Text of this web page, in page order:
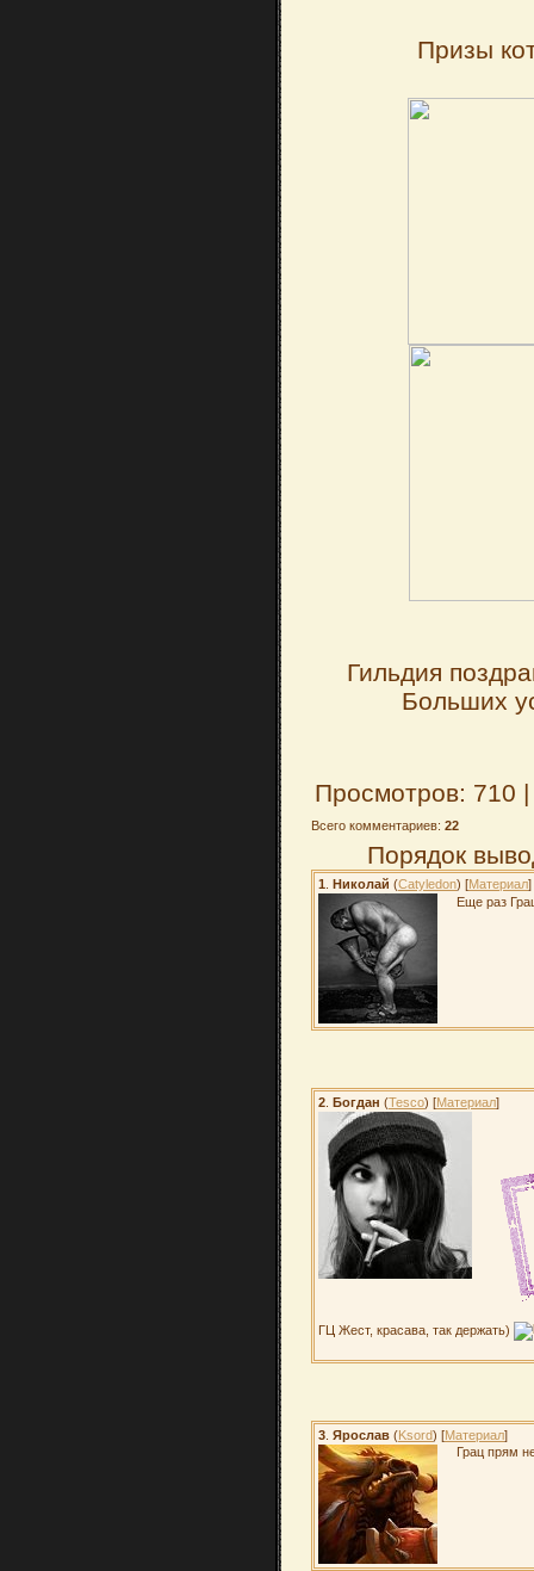
Призы
Гильдия
Больших
Просмотров: 710
Всего комментариев: 22
Порядок
1 Николай (Catyledon) [Материал]
Еще раз
2 Богдан (Tesco) [Материал]
ГЦ Жест, красава, так держать)
3 Ярослав (Ksord) [Материал]
Грац прям